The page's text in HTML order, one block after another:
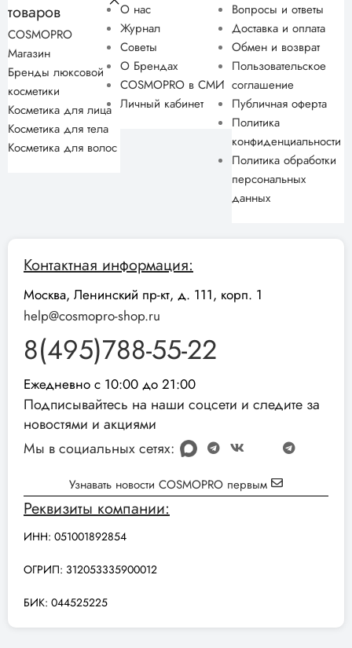
товаров
COSMOPRO
Магазин
Бренды люксовой
косметики
Косметика для лица
Косметика для тела
Косметика для волос
О нас
Журнал
Советы
О Брендах
COSMOPRO в СМИ
Личный кабинет
Вопросы и ответы
Доставка и оплата
Обмен и возврат
Пользовательское
соглашение
Публичная оферта
Политика
конфиденциальности
Политика обработки
персональных
данных
Контактная информация:
Москва, Ленинский пр-кт, д. 111, корп. 1
help@cosmopro-shop.ru
8(495)788-55-22
Ежедневно с 10:00 до 21:00
Подписывайтесь на наши соцсети и следите за
новостями и акциями
Мы в социальных сетях:
Узнавать новости COSMOPRO первым
Реквизиты компании:
ИНН: 051001892854
ОГРИП: 312053335900012
БИК: 044525225